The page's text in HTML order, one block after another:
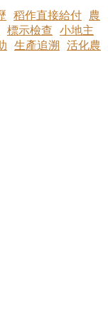
稻作直接給付
農
標示檢查
小地主
生產追溯
活化農